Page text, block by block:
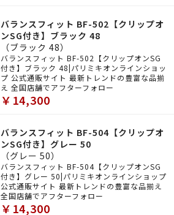
バランスフィット BF-502【クリップオ
ンSG付き】ブラック 48
（ブラック 48）
バランスフィット BF-502【クリップオンSG
付き】ブラック 48|パリミキオンラインショッ
プ 公式通販サイト 最新トレンドの豊富な品揃
え 全国店舗でアフターフォロー
￥14,300
バランスフィット BF-504【クリップオ
ンSG付き】グレー 50
（グレー 50）
バランスフィット BF-504【クリップオンSG
付き】グレー 50|パリミキオンラインショップ
公式通販サイト 最新トレンドの豊富な品揃え
全国店舗でアフターフォロー
￥14,300